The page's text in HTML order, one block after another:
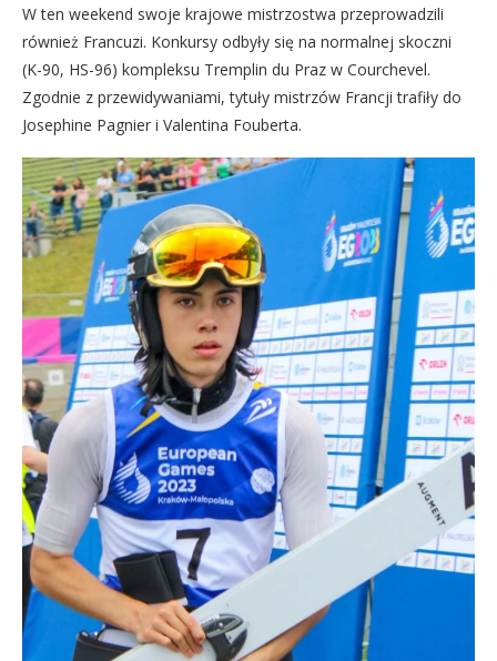
W ten weekend swoje krajowe mistrzostwa przeprowadzili
również Francuzi. Konkursy odbyły się na normalnej skoczni
(K-90, HS-96) kompleksu Tremplin du Praz w Courchevel.
Zgodnie z przewidywaniami, tytuły mistrzów Francji trafiły do
Josephine Pagnier i Valentina Fouberta.